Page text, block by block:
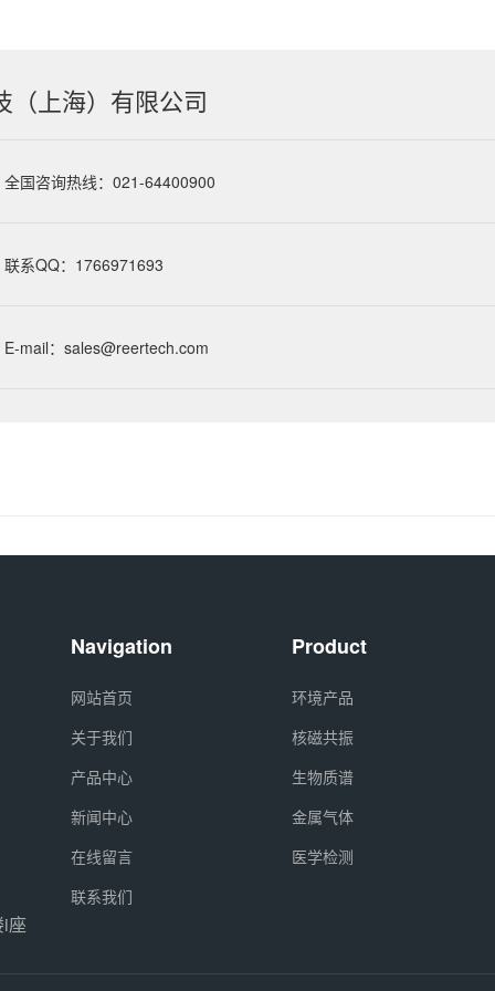
（上海）有限公司
全国咨询热线：021-64400900
联系QQ：1766971693
E-mail：sales@reertech.com
i座
Navigation
网站首页
关于我们
产品中心
新闻中心
在线留言
联系我们
Product
环境产品
核磁共振
生物质谱
金属气体
医学检测